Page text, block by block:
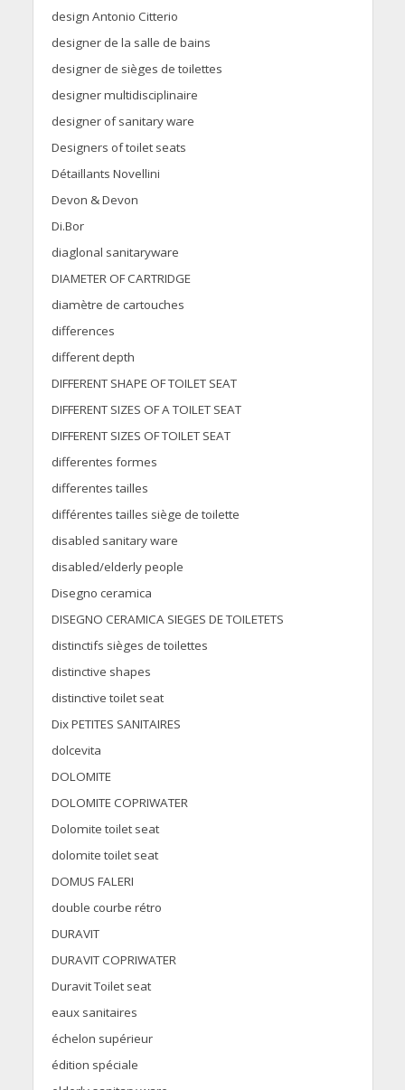
design Antonio Citterio
designer de la salle de bains
designer de sièges de toilettes
designer multidisciplinaire
designer of sanitary ware
Designers of toilet seats
Détaillants Novellini
Devon & Devon
Di.Bor
diaglonal sanitaryware
DIAMETER OF CARTRIDGE
diamètre de cartouches
differences
different depth
DIFFERENT SHAPE OF TOILET SEAT
DIFFERENT SIZES OF A TOILET SEAT
DIFFERENT SIZES OF TOILET SEAT
differentes formes
differentes tailles
différentes tailles siège de toilette
disabled sanitary ware
disabled/elderly people
Disegno ceramica
DISEGNO CERAMICA SIEGES DE TOILETETS
distinctifs sièges de toilettes
distinctive shapes
distinctive toilet seat
Dix PETITES SANITAIRES
dolcevita
DOLOMITE
DOLOMITE COPRIWATER
Dolomite toilet seat
dolomite toilet seat
DOMUS FALERI
double courbe rétro
DURAVIT
DURAVIT COPRIWATER
Duravit Toilet seat
eaux sanitaires
échelon supérieur
édition spéciale